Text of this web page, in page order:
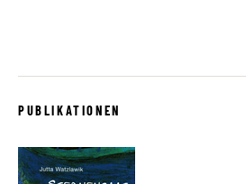
PUBLIKATIONEN